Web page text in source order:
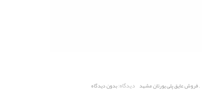
,فروش عایق پلی یورتان مشهد دیدگاه:بدون دیدگاه